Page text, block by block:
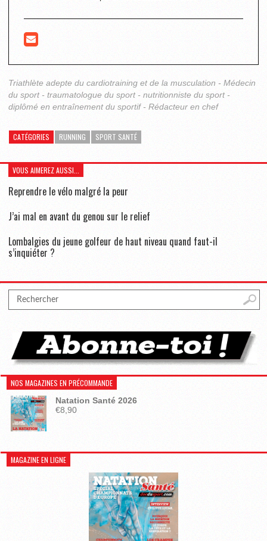
Triathlète adepte du cardiotraining et de la musculation - Médecin
du sport - traumatologue du sport - nutritionniste du sport -
diplômé en entraînement du sportif - Rédacteur en chef
CATÉGORIES RUNNING SPORT SANTÉ
VOUS AIMEREZ AUSSI...
Reprendre le vélo malgré la peur
J’ai mal en avant du genou sur le relief
Lombalgies du jeune golfeur de haut niveau quand faut-il
s’inquiéter ?
NOS MAGAZINES EN PRÉCOMMANDE
Natation Santé 2026
€8,90
MAGAZINE EN LIGNE